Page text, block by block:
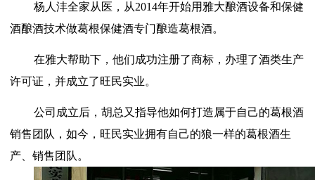
杨人沣全家从医，从2014年开始用雅大酿酒设备和保健
酒酿酒技术做葛根保健酒专门酿造葛根酒。
在雅大帮助下，他们成功注册了商标，办理了酒类生产
许可证，并成立了旺民实业。
公司 成立后，胡总又指导他如何打造属于自己的葛根酒
销售团队，如今，旺民实业拥有自己的狼一样的葛根酒生
产、销售团队。